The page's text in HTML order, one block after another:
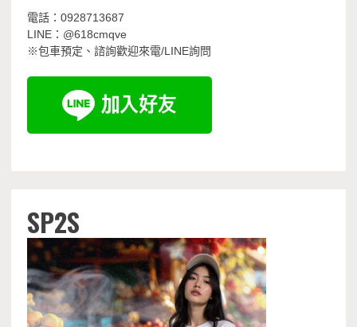
電話：0928713687
LINE：@618cmqve
※包車預定、諮詢歡迎來電/LINE詢問
SP2S